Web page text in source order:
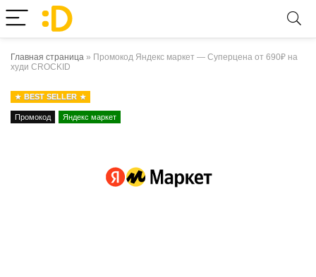
Главная страница » Промокод Яндекс маркет — Суперцена от 690₽ на
худи CROCKID
BEST SELLER
Промокод Яндекс маркет